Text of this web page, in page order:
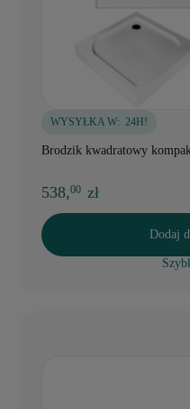
WYSYŁKA W: 24H!
Brodzik kwadratowy
538,00 zł
Dodaj